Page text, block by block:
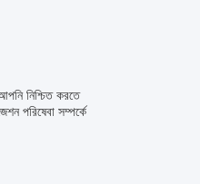
নিশ্চিত করতে
পরিষেবা সম্পর্কে